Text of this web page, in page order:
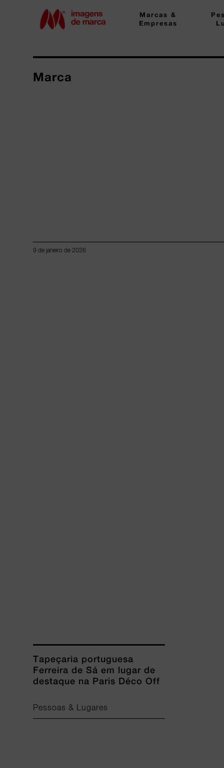
Marcas &
Empresas
Marca
9 de janeiro de 2026
Tapeçaria portuguesa
Ferreira de Sá em lugar de
destaque na Paris Déco Off
Pessoas & Lugares